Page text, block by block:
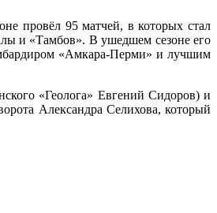
провёл 95 матчей, в которых стал
и «Тамбов». В ушедшем сезоне его
«Амкара-Перми» и лучшим
«Геолога» Евгений Сидоров) и
Александра Селихова, который